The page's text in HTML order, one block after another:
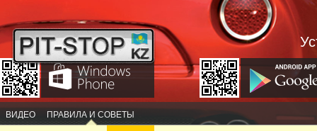
ВИДЕО ПРАВИЛА И СОВЕТЫ